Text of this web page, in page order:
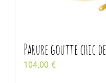
Parure goutte chic
104,00 €